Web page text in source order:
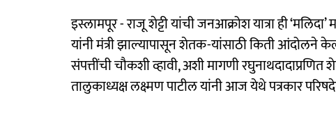
इस्लामपूर - राजू शेट्टी यांची जनआक्रोश यात्रा ही
यांनी मंत्री झाल्यापासून शेतक-यांसाठी किती आंदोलने
संपत्तींची चौकशी व्हावी, अशी मागणी
तालुकाध्यक्ष लक्ष्मण पाटील यांनी आज येथे पत्रकार